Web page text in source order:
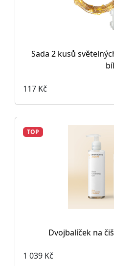
Sada 2 kusů
117 Kč
TOP
Dvojbalíček na
1 039 Kč